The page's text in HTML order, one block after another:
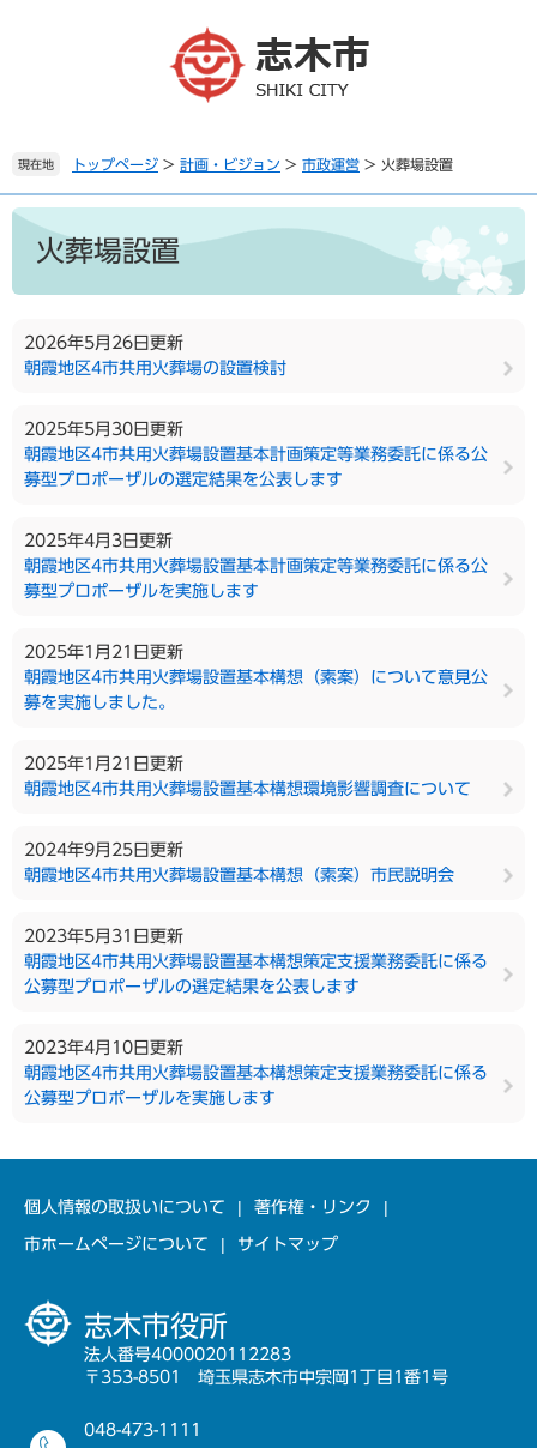
。
て
へ
現在地 トップページ > 計画・ビジョン > 市政運営 > 火葬場設置
本
火葬場設置
2026年5月26日更新
朝霞地区4市共用火葬場の設置検討
2025年5月30日更新
朝霞地区4市共用火葬場設置基本計画策定等業務委託に係る公
募型プロポーザルの選定結果を公表します
2025年4月3日更新
朝霞地区4市共用火葬場設置基本計画策定等業務委託に係る公
募型プロポーザルを実施します
2025年1月21日更新
朝霞地区4市共用火葬場設置基本構想（素案）について意見公
募を実施しました。
2025年1月21日更新
朝霞地区4市共用火葬場設置基本構想環境影響調査について
2024年9月25日更新
朝霞地区4市共用火葬場設置基本構想（素案）市民説明会
2023年5月31日更新
朝霞地区4市共用火葬場設置基本構想策定支援業務委託に係る
公募型プロポーザルの選定結果を公表します
2023年4月10日更新
朝霞地区4市共用火葬場設置基本構想策定支援業務委託に係る
公募型プロポーザルを実施します
個人情報の取扱いについて 著作権・リンク
市ホームページについて サイトマップ
志木市役所
法人番号4000020112283
〒353-8501 埼玉県志木市中宗岡1丁目1番1号
048-473-1111